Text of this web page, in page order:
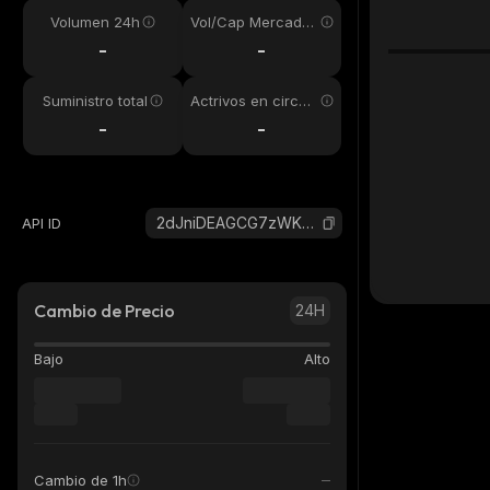
Volumen 24h
-
Vol/Cap Mercado
-
Suministro total
-
Actrivos en circul
-
API ID 2dJniDEAGCG7zWKseCkyrML3W23WLjDf1CGxpNv3pump_solana
Cambio de Precio 24H
Bajo Alto
Cambio de 1h